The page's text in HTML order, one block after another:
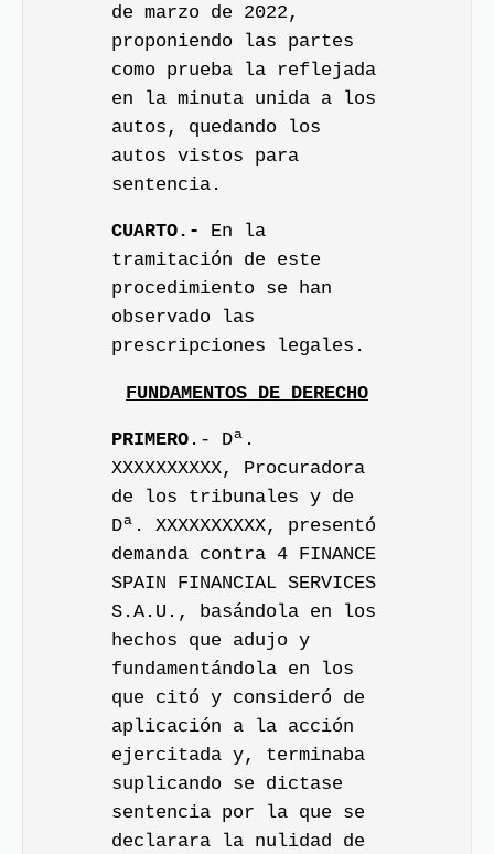
de marzo de 2022,
proponiendo las partes
como prueba la reflejada
en la minuta unida a los
autos, quedando los
autos vistos para
sentencia.
CUARTO.-
En la
tramitación de este
procedimiento se han
observado las
prescripciones legales.
FUNDAMENTOS DE DERECHO
PRIMERO .- Dª.
XXXXXXXXXX, Procuradora
de los tribunales y de
Dª. XXXXXXXXXX, presentó
demanda contra 4 FINANCE
SPAIN FINANCIAL SERVICES
S.A.U., basándola en los
hechos que adujo y
fundamentándola en los
que citó y consideró de
aplicación a la acción
ejercitada y, terminaba
suplicando se dictase
sentencia por la que se
declarara la nulidad de